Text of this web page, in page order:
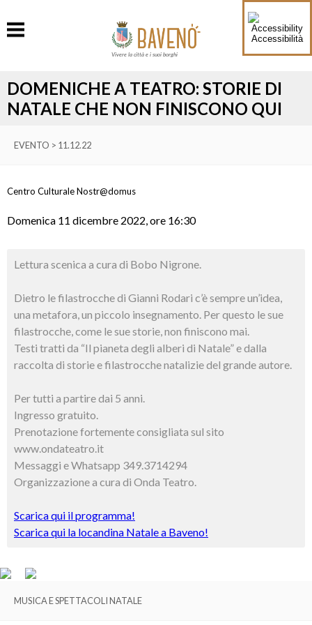
Accessibilità
Vivere la città e i suoi borghi
DOMENICHE A TEATRO: STORIE DI
NATALE CHE NON FINISCONO QUI
EVENTO > 11.12.22
Centro Culturale Nostr@domus
Domenica 11 dicembre 2022, ore 16:30
Lettura scenica a cura di Bobo Nigrone.
Dietro le filastrocche di Gianni Rodari c’è sempre un’idea,
una metafora, un piccolo insegnamento. Per questo le sue
filastrocche, come le sue storie, non finiscono mai.
Testi tratti da “Il pianeta degli alberi di Natale” e dalla
raccolta di storie e filastrocche natalizie del grande autore.
Per tutti a partire dai 5 anni.
Ingresso gratuito.
Prenotazione fortemente consigliata sul sito
www.ondateatro.it
Messaggi e Whatsapp 349.3714294
Organizzazione a cura di Onda Teatro.
Scarica qui il programma!
Scarica qui la locandina Natale a Baveno!
MUSICA E SPETTACOLI NATALE